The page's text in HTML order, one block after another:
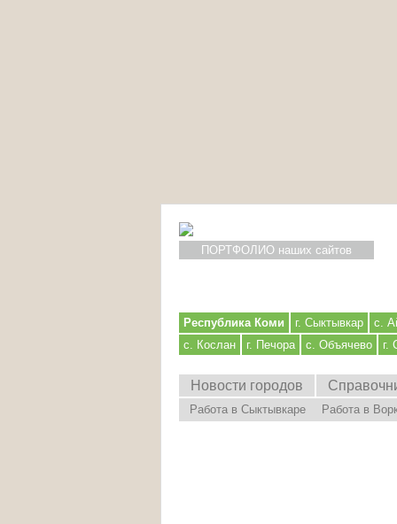
ПОРТФОЛИО наших сайтов
Республика Коми г. Сыктывкар
с.
с. Кослан
г. Печора с. Объячево г.
Новости городов
Работа в Сыктывкаре Работа в